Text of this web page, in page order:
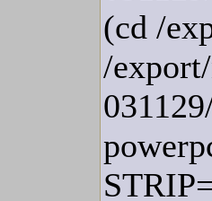
(cd /
/